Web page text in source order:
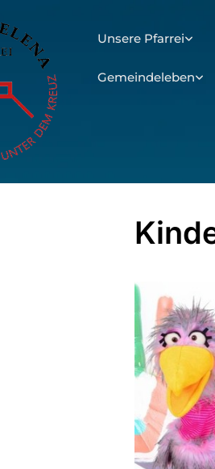
Unsere Pfarrei
Gemeindeleben